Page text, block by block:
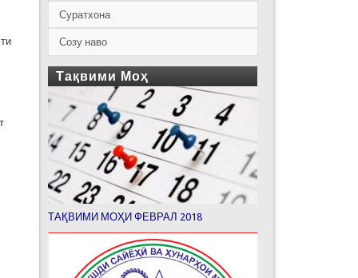
Суратхона
Созу наво
Тақвими Моҳ
ТАҚВИМИ МОҲИ ФЕВРАЛ 2018